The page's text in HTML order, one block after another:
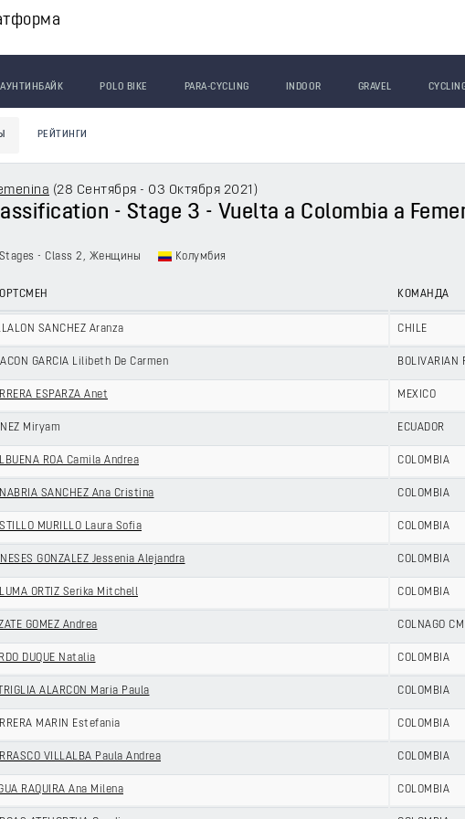
POLO BIKE PARA-CYCLING INDOOR GRAVEL
РЕЙТИНГИ
(28 Сентября - 03 Октября 2021 )
- Stage 3 - Vuelta a Colombia a
Stages - Class 2 , Женщины Колумбия
КОМАНДА
SANCHEZ Aranza CHILE
GARCIA Lilibeth De Carmen BOLIVARIAN
ESPARZA Anet MEXICO
Miryam ECUADOR
ROA Camila Andrea COLOMBIA
SANCHEZ Ana Cristina COLOMBIA
MURILLO Laura Sofia COLOMBIA
GONZALEZ Jessenia Alejandra COLOMBIA
ORTIZ Serika Mitchell COLOMBIA
GOMEZ Andrea COLNAGO
DUQUE Natalia COLOMBIA
ALARCON Maria Paula COLOMBIA
MARIN Estefania COLOMBIA
VILLALBA Paula Andrea COLOMBIA
RAQUIRA Ana Milena COLOMBIA